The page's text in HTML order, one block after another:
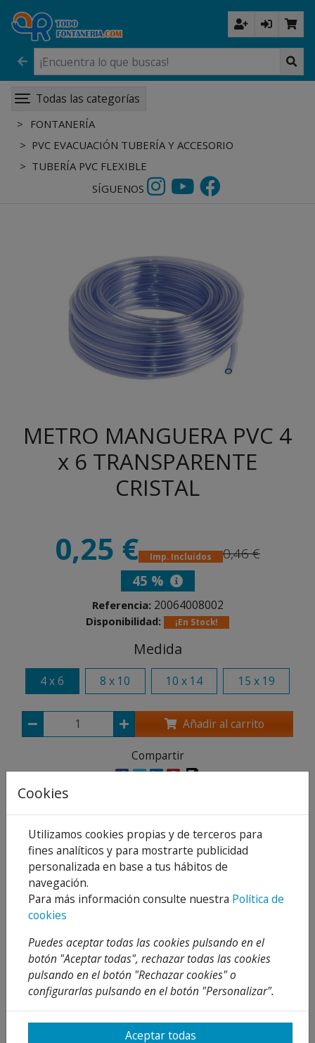
Todas las categorías
FONTANERÍA
PVC EVACUACIÓN TUBERÍA Y ACCESORIO
TUBERÍA PVC FLEXIBLE
SÍGUENOS
METRO MANGUERA PVC 4
x 6 TRANSPARENTE
CRISTAL
0,25 € Imp. Incluidos
0,46 €
45 %
Referencia: 20064008002
Disponibilidad: ¡En Stock!
Medida
4 x 6 8 x 10 10 x 14 15 x 19
Añadir al carrito
Compartir
Descripción
Detalles
Adjuntos
Manguera cristal transparente de alta
flexibilidad, fabricada con compuesto de PVC.
Apta para utilizar en sistemas de aire de baja
presión, de vacío, de instalaciones de
conducción de agua u otras sustancias
Cookies
Utilizamos cookies propias y de terceros para
fines analíticos y para mostrarte publicidad
personalizada en base a tus hábitos de
navegación.
Para más información consulte nuestra Política de
cookies
Puedes aceptar todas las cookies pulsando en el
botón "Aceptar todas", rechazar todas las cookies
pulsando en el botón "Rechazar cookies" o
configurarlas pulsando en el botón "Personalizar".
Aceptar todas